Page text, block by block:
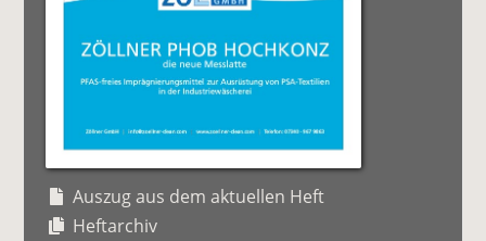
Auszug aus dem aktuellen Heft
Heftarchiv